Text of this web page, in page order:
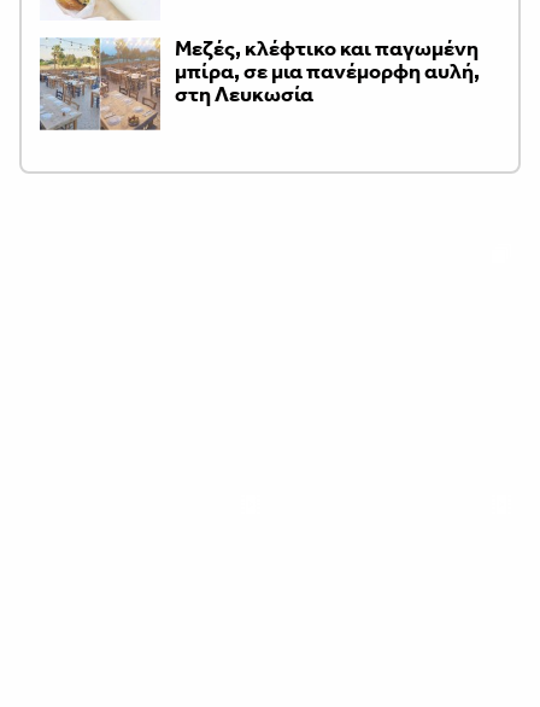
Μεζές, κλέφτικο και παγωμένη
μπίρα, σε μια πανέμορφη αυλή,
στη Λευκωσία